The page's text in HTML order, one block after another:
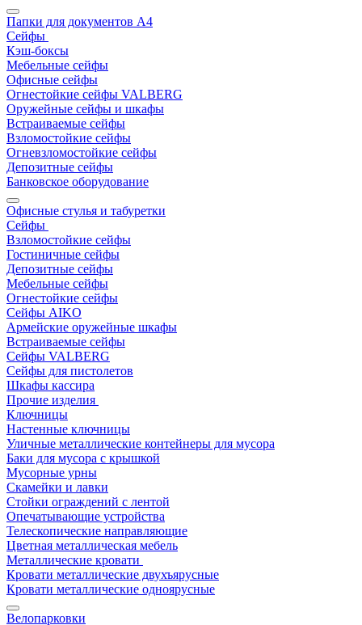
Папки для документов A4
Сейфы
Кэш-боксы
Мебельные сейфы
Офисные сейфы
Огнестойкие сейфы VALBERG
Оружейные сейфы и шкафы
Встраиваемые сейфы
Взломостойкие сейфы
Огневзломостойкие сейфы
Депозитные сейфы
Банковское оборудование
Офисные стулья и табуретки
Сейфы
Взломостойкие сейфы
Гостиничные сейфы
Депозитные сейфы
Мебельные сейфы
Огнестойкие сейфы
Сейфы AIKO
Армейские оружейные шкафы
Встраиваемые сейфы
Сейфы VALBERG
Сейфы для пистолетов
Шкафы кассира
Прочие изделия
Ключницы
Настенные ключницы
Уличные металлические контейнеры для мусора
Баки для мусора с крышкой
Мусорные урны
Скамейки и лавки
Стойки ограждений с лентой
Опечатывающие устройства
Телескопические направляющие
Цветная металлическая мебель
Металлические кровати
Кровати металлические двухъярусные
Кровати металлические одноярусные
Велопарковки